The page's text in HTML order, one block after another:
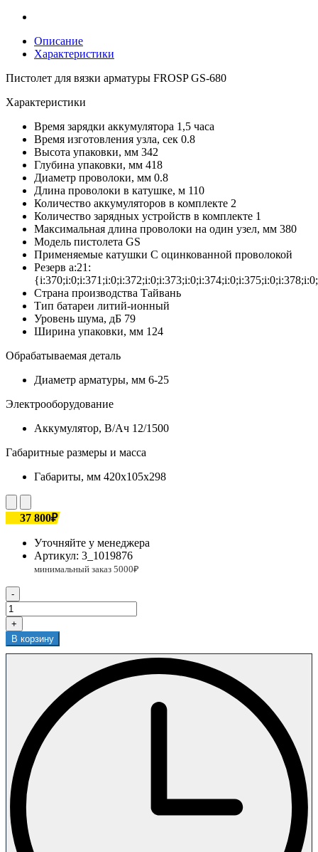
Описание
Характеристики
Пистолет для вязки арматуры FROSP GS-680
Характеристики
Время зарядки аккумулятора 1,5 часа
Время изготовления узла, сек 0.8
Высота упаковки, мм 342
Глубина упаковки, мм 418
Диаметр проволоки, мм 0.8
Длина проволоки в катушке, м 110
Количество аккумуляторов в комплекте 2
Количество зарядных устройств в комплекте 1
Максимальная длина проволоки на один узел, мм 380
Модель пистолета GS
Применяемые катушки С оцинкованной проволокой
Резерв a:21:
Страна производства Тайвань
Тип батареи литий-ионный
Уровень шума, дБ 79
Ширина упаковки, мм 124
Обрабатываемая деталь
Диаметр арматуры, мм 6-25
Электрооборудование
Аккумулятор, В/Ач 12/1500
Габаритные размеры и масса
Габариты, мм 420x105x298
37 800₽
Уточняйте у менеджера
Артикул: 3_1019876
-
+
В корзину